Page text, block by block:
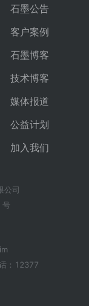
石墨公告
客户案例
石墨博客
技术博客
媒体报道
公益计划
加入我们
公司
：12377